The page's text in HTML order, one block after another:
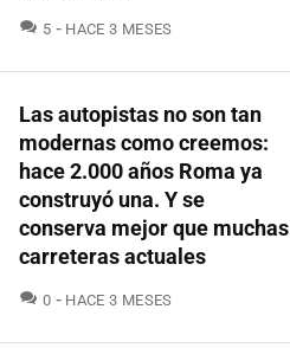
5 COMENTARIOS
HACE 3 MESES
Las autopistas no son tan
modernas como creemos:
hace 2.000 años Roma ya
construyó una. Y se
conserva mejor que muchas
carreteras actuales
0 COMENTARIOS
HACE 3 MESES